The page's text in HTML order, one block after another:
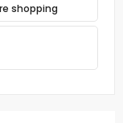
shopping